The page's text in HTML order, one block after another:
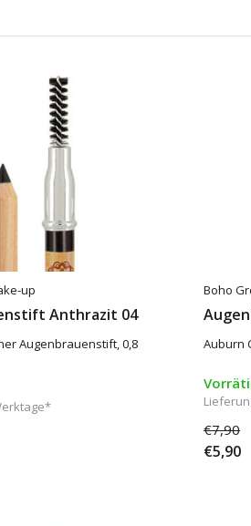
up
Anthrazit 04
Augenbrauenstift, 0,8
Boho
Auburn
€7,90
€5,90